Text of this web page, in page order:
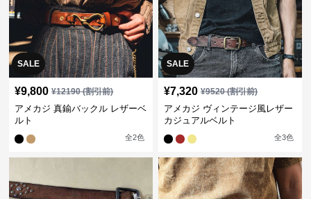
SALE
¥9,800 ¥12190(割引前)
アメカジ 真鍮バックル レザーベ
ルト
全2色
SALE
¥7,320 ¥9520(割引前)
アメカジ ヴィンテージ風レザー
カジュアルベルト
全3色